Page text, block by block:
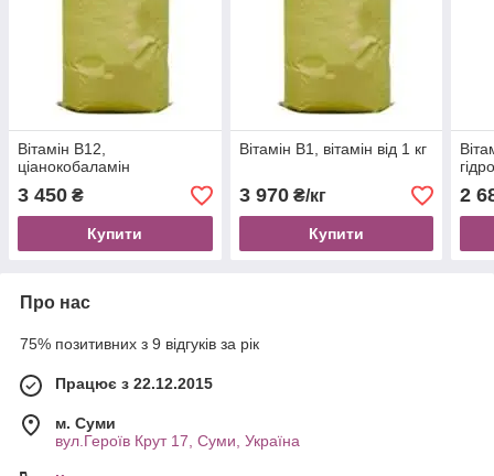
Вітамін B12,
ціанокобаламін
3 450 ₴
Купити
Вітамін B1, вітамін від 1 кг
3 970₴/кг
Купити
2
Про нас
75% позитивних з 9 відгуків за рік
Працює з 22.12.2015
м. Суми
вул.Героїв Крут 17, Суми, Україна